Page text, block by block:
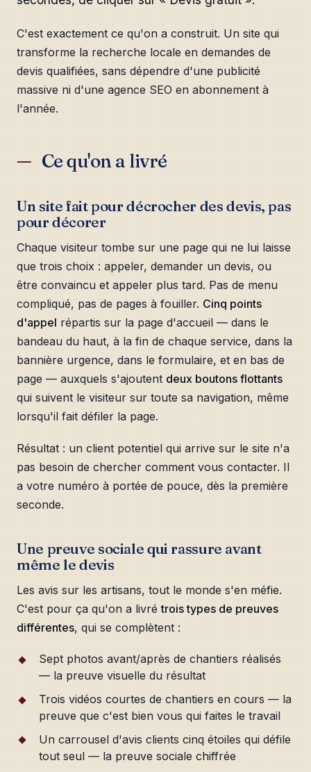
C'est exactement ce qu'on a construit. Un site qui
transforme la recherche locale en demandes de
devis qualifiées, sans dépendre d'une publicité
massive ni d'une agence SEO en abonnement à
l'année.
Ce qu'on a livré
Un site fait pour décrocher des devis, pas
pour décorer
Chaque visiteur tombe sur une page qui ne lui laisse
que trois choix : appeler, demander un devis, ou
être convaincu et appeler plus tard. Pas de menu
compliqué, pas de pages à fouiller. Cinq points
d'appel répartis sur la page d'accueil — dans le
bandeau du haut, à la fin de chaque service, dans la
bannière urgence, dans le formulaire, et en bas de
page — auxquels s'ajoutent deux boutons flottants
qui suivent le visiteur sur toute sa navigation, même
lorsqu'il fait défiler la page.
Résultat : un client potentiel qui arrive sur le site n'a
pas besoin de chercher comment vous contacter. Il
a votre numéro à portée de pouce, dès la première
seconde.
Une preuve sociale qui rassure avant
même le devis
Les avis sur les artisans, tout le monde s'en méfie.
C'est pour ça qu'on a livrétrois types de preuves
différentes, qui se complètent :
Sept photos avant/après de chantiers réalisés
— la preuve visuelle du résultat
Trois vidéos courtes de chantiers en cours — la
preuve que c'est bien vous qui faites le travail
Un carrousel d'avis clients cinq étoiles qui défile
tout seul — la preuve sociale chiffrée